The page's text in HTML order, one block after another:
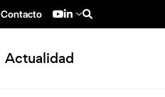
Contacto YouTube (se abre en
LinkedIn (se abre en
Actualidad